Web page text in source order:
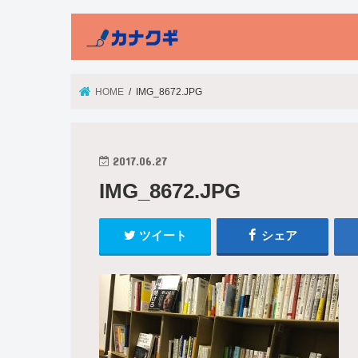
HOME IMG_8672.JPG
2017.06.27
IMG_8672.JPG
ツイート シェア